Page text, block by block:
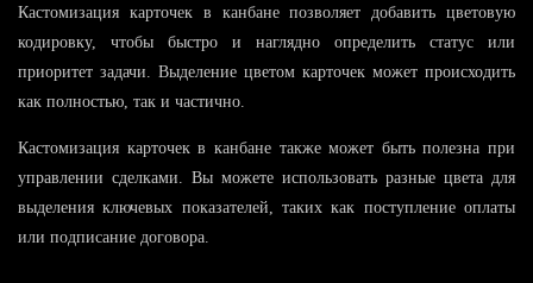
Кастомизация карточек в канбане позволяет добавить цветовую
кодировку, чтобы быстро и наглядно определить статус или
приоритет задачи. Выделение цветом карточек может происходить
как полностью, так и частично.
Кастомизация карточек в канбане также может быть полезна при
управлении сделками. Вы можете использовать разные цвета для
выделения ключевых показателей, таких как поступление оплаты
или подписание договора.